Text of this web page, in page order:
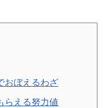
おぼえるわざ
らえる努力値